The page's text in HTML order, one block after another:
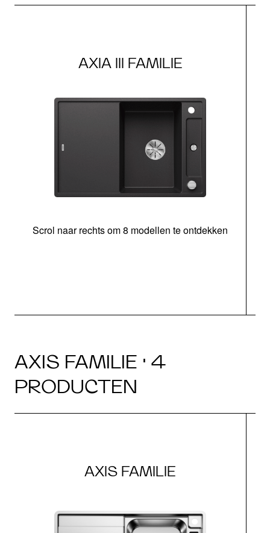
AXIA III FAMILIE
Scrol naar rechts om 8 modellen te ontdekken
AXIS FAMILIE · 4
PRODUCTEN
AXIS FAMILIE